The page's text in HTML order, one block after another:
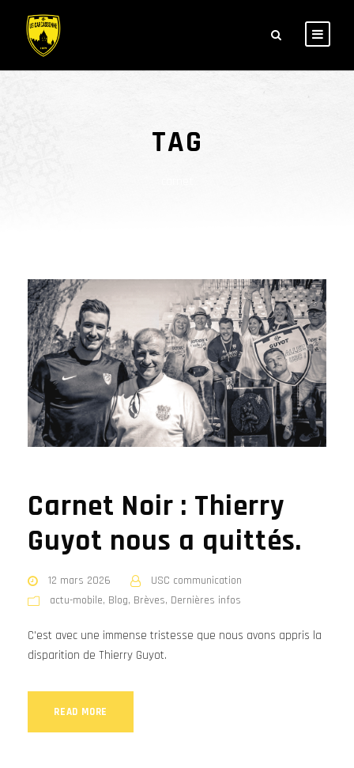
TAG
Carnet Noir : Thierry
Guyot nous a quittés.
12 mars 2026
USC communication
actu-mobile, Blog, Brèves, Dernières infos
C'est avec une immense tristesse que nous avons appris la
disparition de Thierry Guyot.
READ MORE